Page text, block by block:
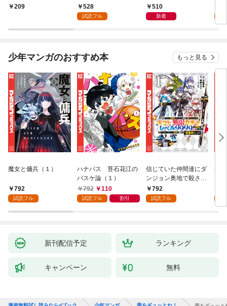
209
528
試読フル
日発売）
510
新着
少年マンガのおすすめ本 もっと見る
魔女と傭兵（１）
792
試読フル
ハナバス 苔石花江の
バスケ論（１）
792
110
試読フル 割引
信じていた仲間達にダ
ンジョン奥地で殺され
かけたがギフト『無限
ガチャ』でレベル９９
（１）
792
試読フル
追
強
～
新刊配信予定 ランキング
キャンペーン 無料